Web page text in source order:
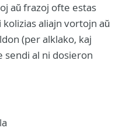
aŭ frazoj ofte estas
aliajn vortojn aŭ
(per alklako, kaj
sendi al ni dosieron